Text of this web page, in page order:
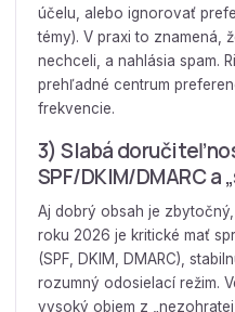
účelu, alebo ignorovať
témy). V praxi to znamená,
nechceli, a nahlásia spam.
prehľadné centrum
frekvencie.
3) Slabá
SPF/DKIM/DMARC
Aj dobrý obsah je
roku 2026 je kritické mať
(SPF, DKIM, DMARC),
rozumný odosielací režim.
vysoký objem z